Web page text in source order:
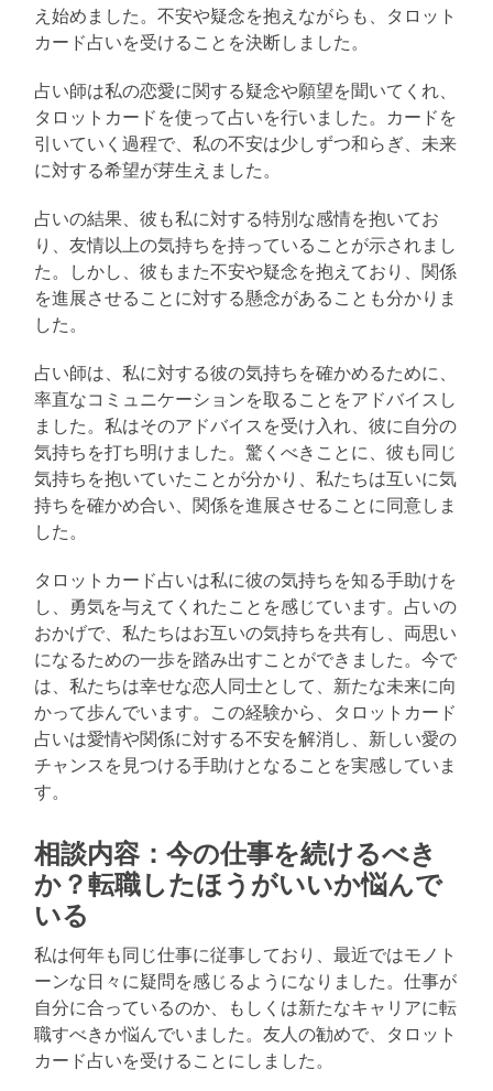
え始めました。不安や疑念を抱えながらも、タロット
カード占いを受けることを決断しました。
占い師は私の恋愛に関する疑念や願望を聞いてくれ、
タロットカードを使って占いを行いました。カードを
引いていく過程で、私の不安は少しずつ和らぎ、未来
に対する希望が芽生えました。
占いの結果、彼も私に対する特別な感情を抱いてお
り、友情以上の気持ちを持っていることが示されまし
た。しかし、彼もまた不安や疑念を抱えており、関係
を進展させることに対する懸念があることも分かりま
した。
占い師は、私に対する彼の気持ちを確かめるために、
率直なコミュニケーションを取ることをアドバイスし
ました。私はそのアドバイスを受け入れ、彼に自分の
気持ちを打ち明けました。驚くべきことに、彼も同じ
気持ちを抱いていたことが分かり、私たちは互いに気
持ちを確かめ合い、関係を進展させることに同意しま
した。
タロットカード占いは私に彼の気持ちを知る手助けを
し、勇気を与えてくれたことを感じています。占いの
おかげで、私たちはお互いの気持ちを共有し、両思い
になるための一歩を踏み出すことができました。今で
は、私たちは幸せな恋人同士として、新たな未来に向
かって歩んでいます。この経験から、タロットカード
占いは愛情や関係に対する不安を解消し、新しい愛の
チャンスを見つける手助けとなることを実感していま
す。
相談内容：今の仕事を続けるべき
か？転職したほうがいいか悩んで
いる
私は何年も同じ仕事に従事しており、最近ではモノト
ーンな日々に疑問を感じるようになりました。仕事が
自分に合っているのか、もしくは新たなキャリアに転
職すべきか悩んでいました。友人の勧めで、タロット
カード占いを受けることにしました。